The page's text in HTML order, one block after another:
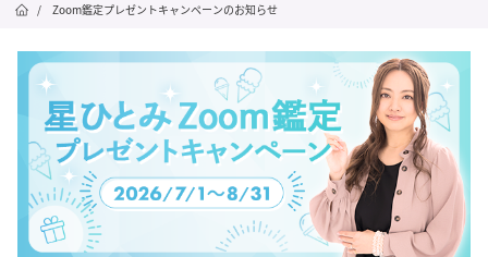
/ Zoom鑑定プレゼントキャンペーンのお知らせ